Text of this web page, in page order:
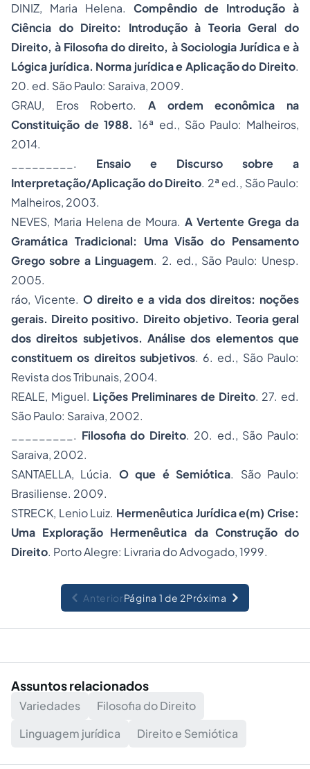
DINIZ, Maria Helena. Compêndio de Introdução à
Ciência do Direito: Introdução à Teoria Geral do
Direito, à Filosofia do direito, à Sociologia Jurídica e à
Lógica jurídica. Norma jurídica e Aplicação do Direito.
20. ed. São Paulo: Saraiva, 2009.
GRAU, Eros Roberto. A ordem econômica na
Constituição de 1988. 16ª ed., São Paulo: Malheiros,
2014.
_________. Ensaio e Discurso sobre a
Interpretação/Aplicação do Direito. 2ª ed., São Paulo:
Malheiros, 2003.
NEVES, Maria Helena de Moura. A Vertente Grega da
Gramática Tradicional: Uma Visão do Pensamento
Grego sobre a Linguagem. 2. ed., São Paulo: Unesp.
2005.
ráo, Vicente. O direito e a vida dos direitos: noções
gerais. Direito positivo. Direito objetivo. Teoria geral
dos direitos subjetivos. Análise dos elementos que
constituem os direitos subjetivos. 6. ed., São Paulo:
Revista dos Tribunais, 2004.
REALE, Miguel. Lições Preliminares de Direito. 27. ed.
São Paulo: Saraiva, 2002.
_________. Filosofia do Direito. 20. ed., São Paulo:
Saraiva, 2002.
SANTAELLA, Lúcia. O que é Semiótica. São Paulo:
Brasiliense. 2009.
STRECK, Lenio Luiz. Hermenêutica Jurídica e(m) Crise:
Uma Exploração Hermenêutica da Construção do
Direito. Porto Alegre: Livraria do Advogado, 1999.
AnteriorPágina 1 de 2Próxima
Assuntos relacionados
Variedades
Filosofia do Direito
Linguagem jurídica
Direito e Semiótica